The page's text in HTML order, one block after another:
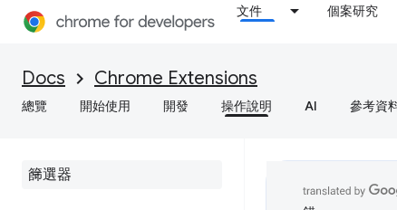
文件 個案研究
Docs Chrome Extensions
總覽 開始使用 開發 操作說明 AI 參考資